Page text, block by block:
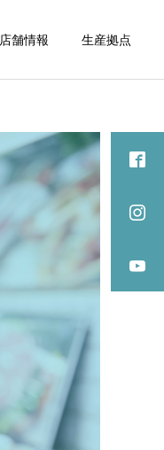
店舗情報 生産拠点
BBQドリンク飲み放題の価
格改定のご案内